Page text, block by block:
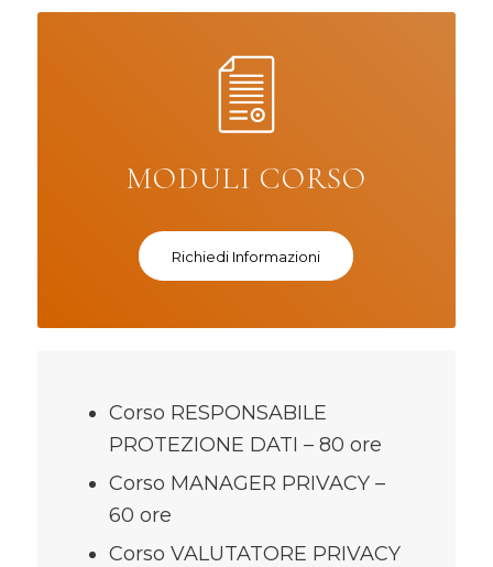
MODULI CORSO
Richiedi Informazioni
Corso RESPONSABILE
PROTEZIONE DATI – 80 ore
Corso MANAGER PRIVACY –
60 ore
Corso VALUTATORE PRIVACY